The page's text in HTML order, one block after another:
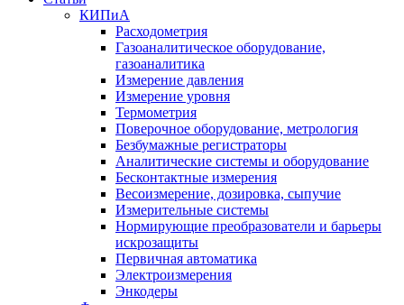
КИПиА
Расходометрия
Газоаналитическое оборудование,
газоаналитика
Измерение давления
Измерение уровня
Термометрия
Поверочное оборудование, метрология
Безбумажные регистраторы
Аналитические системы и оборудование
Бесконтактные измерения
Весоизмерение, дозировка, сыпучие
Измерительные системы
Нормирующие преобразователи и барьеры
искрозащиты
Первичная автоматика
Электроизмерения
Энкодеры